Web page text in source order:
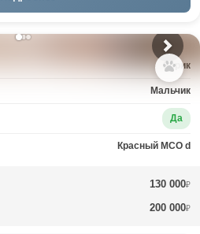
Зорик
Мальчик
Да
Красный MCO d
130 000₽
200 000₽